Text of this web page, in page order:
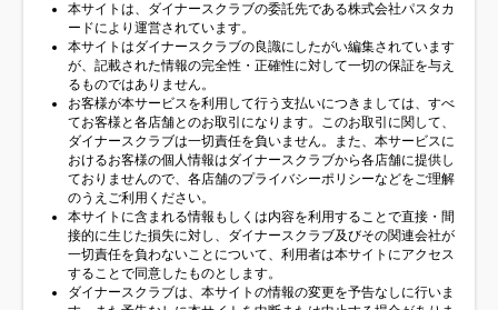
本サイトは、ダイナースクラブの委託先である株式会社パスタカ
ードにより運営されています。
本サイトはダイナースクラブの良識にしたがい編集されています
が、記載された情報の完全性・正確性に対して一切の保証を与え
るものではありません。
お客様が本サービスを利用して行う支払いにつきましては、すべ
てお客様と各店舗とのお取引になります。このお取引に関して、
ダイナースクラブは一切責任を負いません。また、本サービスに
おけるお客様の個人情報はダイナースクラブから各店舗に提供し
ておりませんので、各店舗のプライバシーポリシーなどをご理解
のうえご利用ください。
本サイトに含まれる情報もしくは内容を利用することで直接・間
接的に生じた損失に対し、ダイナースクラブ及びその関連会社が
一切責任を負わないことについて、利用者は本サイトにアクセス
することで同意したものとします。
ダイナースクラブは、本サイトの情報の変更を予告なしに行いま